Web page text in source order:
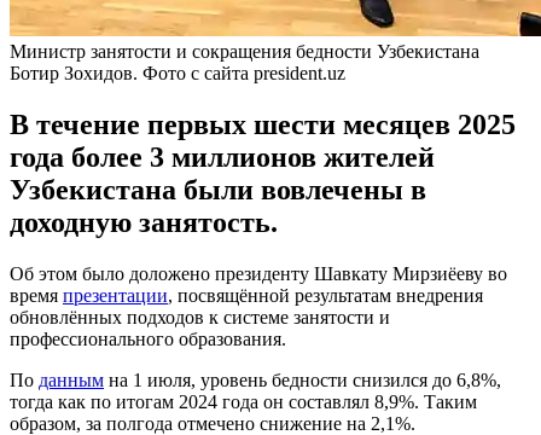
Министр занятости и сокращения бедности Узбекистана
Ботир Зохидов. Фото с сайта president.uz
В течение первых шести месяцев 2025
года более 3 миллионов жителей
Узбекистана были вовлечены в
доходную занятость.
Об этом было доложено президенту Шавкату Мирзиёеву во
время презентации, посвящённой результатам внедрения
обновлённых подходов к системе занятости и
профессионального образования.
По данным на 1 июля, уровень бедности снизился до 6,8%,
тогда как по итогам 2024 года он составлял 8,9%. Таким
образом, за полгода отмечено снижение на 2,1%.